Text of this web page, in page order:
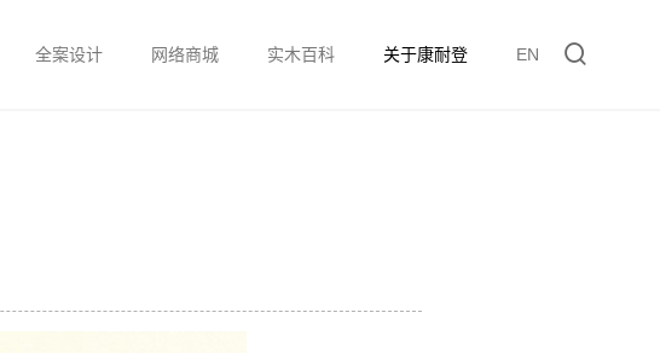
全案设计 网络商城 实木百科 关于康耐登 EN